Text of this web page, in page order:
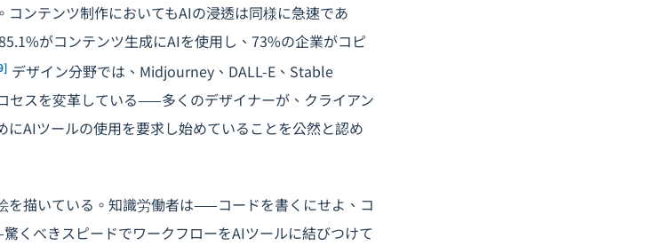
ンテンツ制作においてもAIの浸透は同様に急速であ
がコンテンツ生成にAIを使用し、73%の企業がコピ
デザイン分野では、Midjourney、DALL-E、Stable
セスを変革している——多くのデザイナーが、クライアン
にAIツールの使用を要求し始めていることを公然と認め
を描いている。知識労働者は——コードを書くにせよ、コ
くべきスピードでワークフローをAIツールに結びつけて